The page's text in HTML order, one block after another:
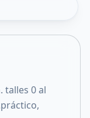
talles 0 al